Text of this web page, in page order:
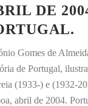
DE
Gomes de
de Portugal,
(1933-) e (1932-
abril de 2004.